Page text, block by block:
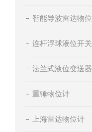
智能导波雷达物
连杆浮球液位开关
法兰式液位变送器
重锤物位计
上海雷达物位计